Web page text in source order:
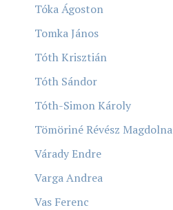
Tóka Ágoston
Tomka János
Tóth Krisztián
Tóth Sándor
Tóth-Simon Károly
Tömöriné Révész Magdolna
Várady Endre
Varga Andrea
Vas Ferenc